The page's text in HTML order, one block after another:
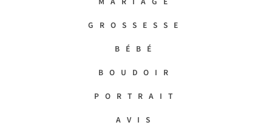
GROSSESSE
BÉBÉ
BOUDOIR
PORTRAIT
AVIS